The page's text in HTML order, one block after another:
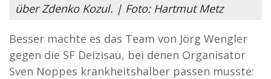
über Zdenko Kozul. | Foto: Hartmut Metz
Besser machte es das Team von Jörg Wengler
gegen die SF Deizisau, bei denen Organisator
Sven Noppes krankheitshalber passen musste: